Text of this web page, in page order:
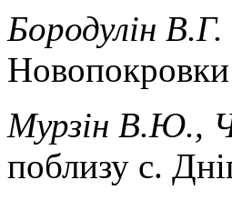
Бородулін В.Г.
Мурзін В.Ю.,
поблизу с.